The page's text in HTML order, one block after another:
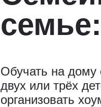
Обучать на дому
двух или трёх
организовать